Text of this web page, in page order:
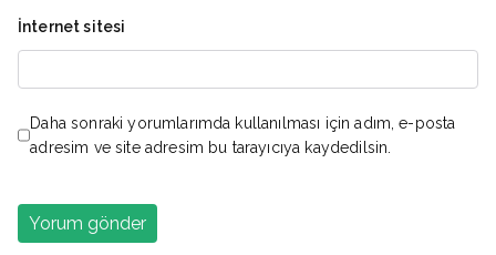
İnternet sitesi
Daha sonraki yorumlarımda kullanılması için adım, e-posta
adresim ve site adresim bu tarayıcıya kaydedilsin.